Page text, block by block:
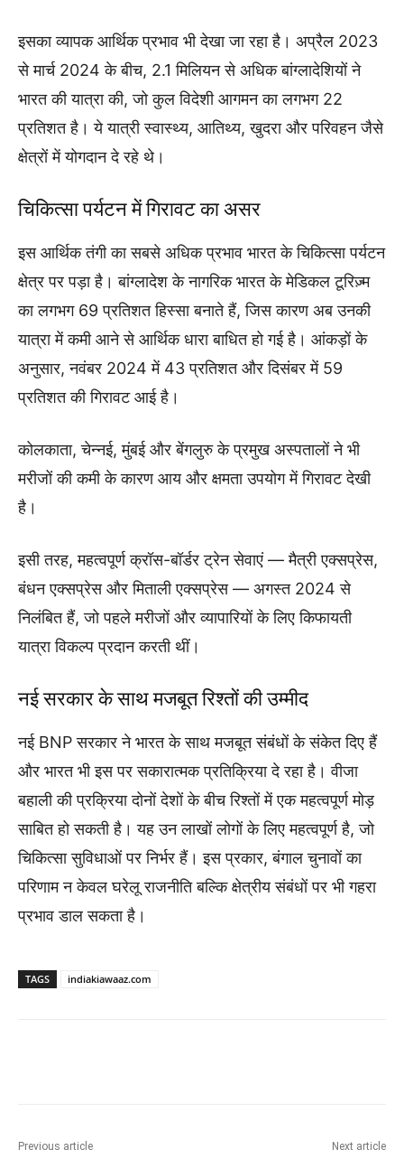
इसका व्यापक आर्थिक प्रभाव भी देखा जा रहा है। अप्रैल 2023
से मार्च 2024 के बीच, 2.1 मिलियन से अधिक बांग्लादेशियों ने
भारत की यात्रा की, जो कुल विदेशी आगमन का लगभग 22
प्रतिशत है। ये यात्री स्वास्थ्य, आतिथ्य, खुदरा और परिवहन जैसे
क्षेत्रों में योगदान दे रहे थे।
चिकित्सा पर्यटन में गिरावट का असर
इस आर्थिक तंगी का सबसे अधिक प्रभाव भारत के चिकित्सा पर्यटन
क्षेत्र पर पड़ा है। बांग्लादेश के नागरिक भारत के मेडिकल टूरिज़्म
का लगभग 69 प्रतिशत हिस्सा बनाते हैं, जिस कारण अब उनकी
यात्रा में कमी आने से आर्थिक धारा बाधित हो गई है। आंकड़ों के
अनुसार, नवंबर 2024 में 43 प्रतिशत और दिसंबर में 59
प्रतिशत की गिरावट आई है।
कोलकाता, चेन्नई, मुंबई और बेंगलुरु के प्रमुख अस्पतालों ने भी
मरीजों की कमी के कारण आय और क्षमता उपयोग में गिरावट देखी
है।
इसी तरह, महत्वपूर्ण क्रॉस-बॉर्डर ट्रेन सेवाएं — मैत्री एक्सप्रेस,
बंधन एक्सप्रेस और मिताली एक्सप्रेस — अगस्त 2024 से
निलंबित हैं, जो पहले मरीजों और व्यापारियों के लिए किफायती
यात्रा विकल्प प्रदान करती थीं।
नई सरकार के साथ मजबूत रिश्तों की उम्मीद
नई BNP सरकार ने भारत के साथ मजबूत संबंधों के संकेत दिए हैं
और भारत भी इस पर सकारात्मक प्रतिक्रिया दे रहा है। वीजा
बहाली की प्रक्रिया दोनों देशों के बीच रिश्तों में एक महत्वपूर्ण मोड़
साबित हो सकती है। यह उन लाखों लोगों के लिए महत्वपूर्ण है, जो
चिकित्सा सुविधाओं पर निर्भर हैं। इस प्रकार, बंगाल चुनावों का
परिणाम न केवल घरेलू राजनीति बल्कि क्षेत्रीय संबंधों पर भी गहरा
प्रभाव डाल सकता है।
TAGS indiakiawaaz.com
Previous article Next article